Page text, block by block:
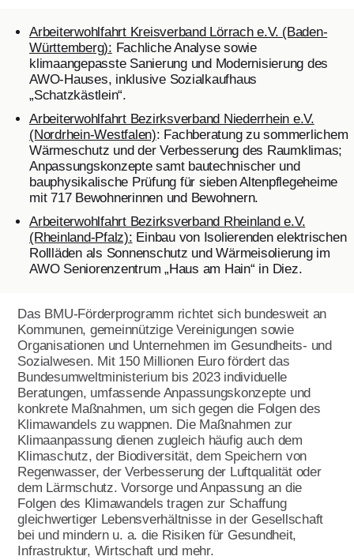
Arbeiterwohlfahrt Kreisverband Lörrach e.V. (Baden-
Württemberg): Fachliche Analyse sowie
klimaangepasste Sanierung und Modernisierung des
AWO-Hauses, inklusive Sozialkaufhaus
„Schatzkästlein“.
Arbeiterwohlfahrt Bezirksverband Niederrhein e.V.
(Nordrhein-Westfalen): Fachberatung zu sommerlichem
Wärmeschutz und der Verbesserung des Raumklimas;
Anpassungskonzepte samt bautechnischer und
bauphysikalische Prüfung für sieben Altenpflegeheime
mit 717 Bewohnerinnen und Bewohnern.
Arbeiterwohlfahrt Bezirksverband Rheinland e.V.
(Rheinland-Pfalz): Einbau von Isolierenden elektrischen
Rollläden als Sonnenschutz und Wärmeisolierung im
AWO Seniorenzentrum „Haus am Hain“ in Diez.
Das BMU-Förderprogramm richtet sich bundesweit an
Kommunen, gemeinnützige Vereinigungen sowie
Organisationen und Unternehmen im Gesundheits- und
Sozialwesen. Mit 150 Millionen Euro fördert das
Bundesumweltministerium bis 2023 individuelle
Beratungen, umfassende Anpassungskonzepte und
konkrete Maßnahmen, um sich gegen die Folgen des
Klimawandels zu wappnen. Die Maßnahmen zur
Klimaanpassung dienen zugleich häufig auch dem
Klimaschutz, der Biodiversität, dem Speichern von
Regenwasser, der Verbesserung der Luftqualität oder
dem Lärmschutz. Vorsorge und Anpassung an die
Folgen des Klimawandels tragen zur Schaffung
gleichwertiger Lebensverhältnisse in der Gesellschaft
bei und mindern u. a. die Risiken für Gesundheit,
Infrastruktur, Wirtschaft und mehr.